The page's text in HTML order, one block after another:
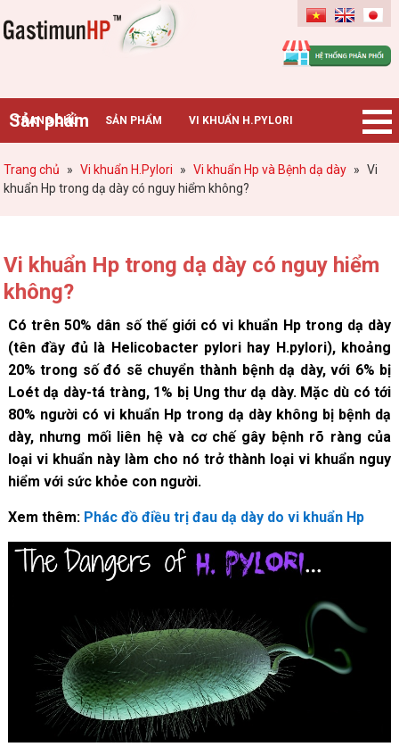
Gastimunhp
Sản phẩm
TRANG CHỦ SẢN PHẨM VI KHUẨN H.PYLORI
BỆNH DẠ DÀY TIN TỨC – SỰ KIỆN HƯỚNG DẪN MUA HÀNG
Trang chủ » Vi khuẩn H.Pylori » Vi khuẩn Hp và Bệnh dạ dày » Vi
khuẩn Hp trong dạ dày có nguy hiểm không?
Vi khuẩn Hp trong dạ dày có nguy hiểm
không?
Có trên 50% dân số thế giới có vi khuẩn Hp trong dạ dày
(tên đầy đủ là Helicobacter pylori hay H.pylori), khoảng
20% trong số đó sẽ chuyển thành bệnh dạ dày, với 6% bị
Loét dạ dày-tá tràng, 1% bị Ung thư dạ dày. Mặc dù có tới
80% người có vi khuẩn Hp trong dạ dày không bị bệnh dạ
dày, nhưng mối liên hệ và cơ chế gây bệnh rõ ràng của
loại vi khuẩn này làm cho nó trở thành loại vi khuẩn nguy
hiểm với sức khỏe con người.
Xem thêm: Phác đồ điều trị đau dạ dày do vi khuẩn Hp